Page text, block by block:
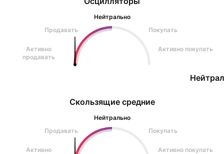
Нейтрально
Продавать
Покупать
Активно
продавать
Активно покупать
Скользящие средние
Нейтрально
Продавать
Покупать
Активно
Активно покупать